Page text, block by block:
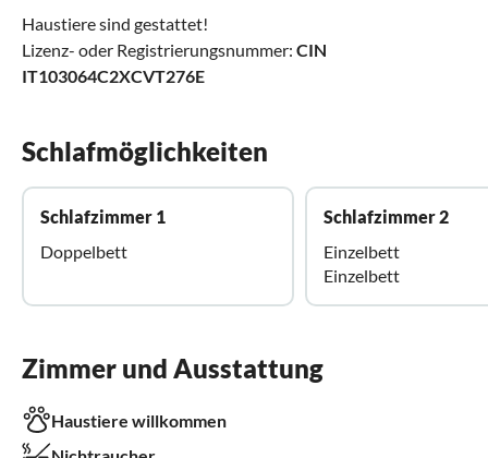
Haustiere sind gestattet!
Lizenz- oder Registrierungsnummer: CIN
IT103064C2XCVT276E
Schlafmöglichkeiten
Schlafzimmer 1
Doppelbett
Schlafzimmer 2
Einzelbett
Einzelbett
Zimmer und Ausstattung
Haustiere willkommen